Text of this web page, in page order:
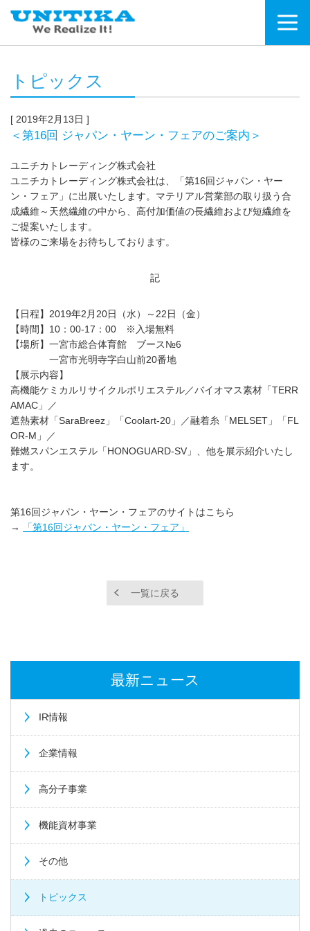
トピックス
[ 2019年2月13日 ]
＜第16回 ジャパン・ヤーン・フェアのご案内＞
ユニチカトレーディング株式会社
ユニチカトレーディング株式会社は、「第16回ジャパン・ヤー
ン・フェア」に出展いたします。マテリアル営業部の取り扱う合
成繊維～天然繊維の中から、高付加価値の長繊維および短繊維を
ご提案いたします。
皆様のご来場をお待ちしております。
記
【日程】2019年2月20日（水）～22日（金）
【時間】10：00-17：00 ※入場無料
【場所】一宮市総合体育館 ブース№6
一宮市光明寺字白山前20番地
【展示内容】
高機能ケミカルリサイクルポリエステル／バイオマス素材「TERR
AMAC」／
遮熱素材「SaraBreez」「Coolart-20」／融着糸「MELSET」「FL
OR-M」／
難燃スパンエステル「HONOGUARD-SV」、他を展示紹介いたし
ます。
第16回ジャパン・ヤーン・フェアのサイトはこちら
→
「第16回ジャパン・ヤーン・フェア」
一覧に戻る
最新ニュース
IR情報
企業情報
高分子事業
機能資材事業
その他
トピックス